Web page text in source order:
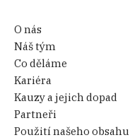
O nás
Náš tým
Co děláme
Kariéra
Kauzy a jejich dopad
Partneři
Použití našeho obsahu